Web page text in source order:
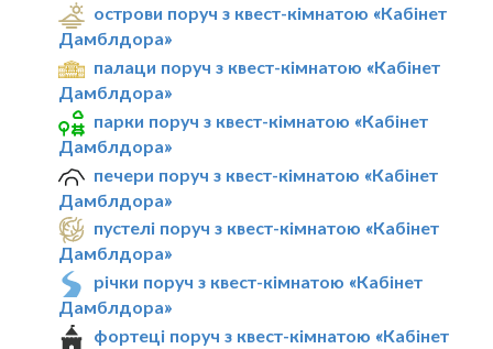
острови поруч з квест-кімнатою «Кабінет
Дамблдора»
палаци поруч з квест-кімнатою «Кабінет
Дамблдора»
парки поруч з квест-кімнатою «Кабінет
Дамблдора»
печери поруч з квест-кімнатою «Кабінет
Дамблдора»
пустелі поруч з квест-кімнатою «Кабінет
Дамблдора»
річки поруч з квест-кімнатою «Кабінет
Дамблдора»
фортеці поруч з квест-кімнатою «Кабінет